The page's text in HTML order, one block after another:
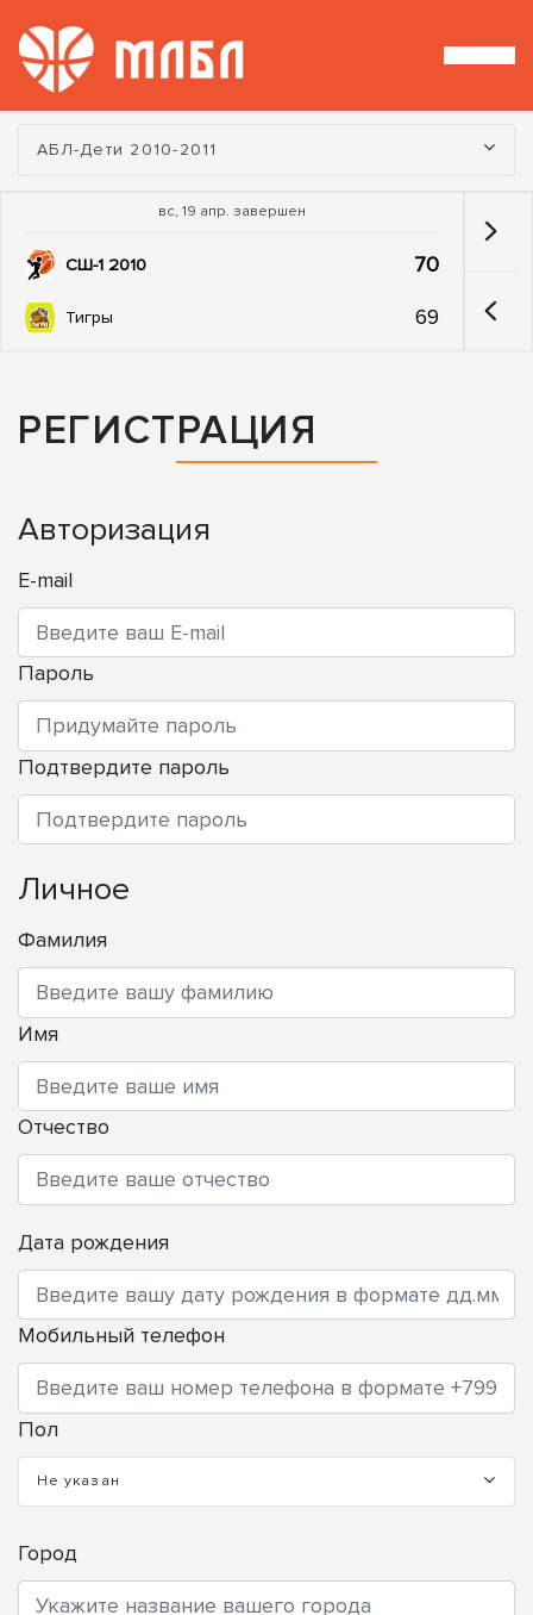
Турнир:
АБЛ-Дети 2010-2011
вс, 19 апр. завершен
СШ-1 2010 70
Тигры 69
РЕГИСТРАЦИЯ
Авторизация
E-mail
Пароль
Подтвердите пароль
Личное
Фамилия
Имя
Отчество
Дата рождения
Мобильный телефон
Пол
Не указан
Город